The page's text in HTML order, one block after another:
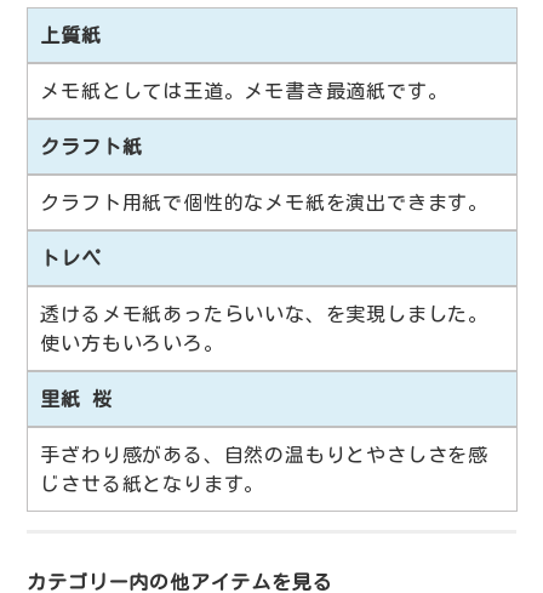
上質紙
メモ紙としては王道。メモ書き最適紙です。
クラフト紙
クラフト用紙で個性的なメモ紙を演出できます。
トレペ
透けるメモ紙あったらいいな、を実現しました。
使い方もいろいろ。
里紙 桜
手ざわり感がある、自然の温もりとやさしさを感
じさせる紙となります。
カテゴリー内の他アイテムを見る